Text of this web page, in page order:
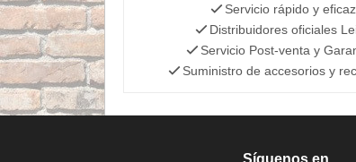
Servicio rápido y eficaz
Distribuidores oficiales
Servicio Post-venta y
Suministro de accesorios y
Síguenos en...